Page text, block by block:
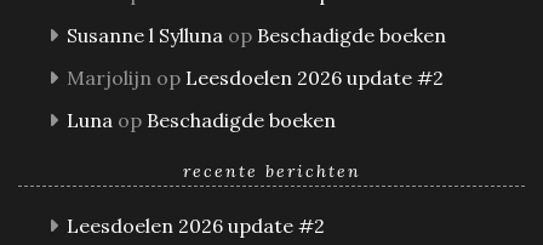
Susanne l Sylluna op Beschadigde boeken
Marjolijn op Leesdoelen 2026 update #2
Luna op Beschadigde boeken
recente berichten
Leesdoelen 2026 update #2